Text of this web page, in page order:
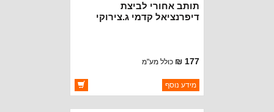
תותב אחורי לביצת
דיפרנציאל קדמי ג.צירוקי
177 ₪ כולל מע"מ
ברקוד: 68092607AA
יצרן:OAKMAN OFFROAD
מידע נוסף